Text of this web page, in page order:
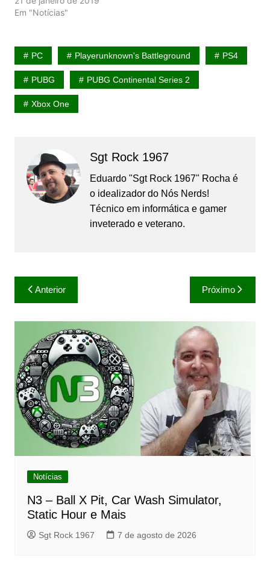
Em "Notícias"
PC Playerunknown's Battleground PS4
PUBG PUBG Continental Series 2
Xbox One
Sgt Rock 1967
Eduardo "Sgt Rock 1967" Rocha é
o idealizador do Nós Nerds!
Técnico em informática e gamer
inveterado e veterano.
Navegação
de
Post
Anterior Próximo
Notícias
N3 – Ball X Pit, Car Wash Simulator,
Static Hour e Mais
Sgt Rock 1967 7 de agosto de 2026